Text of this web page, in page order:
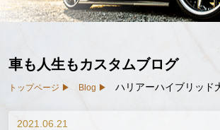
車も人生もカスタムブログ
トップページ Blog ハリアーハイブリッド
2021.06.21